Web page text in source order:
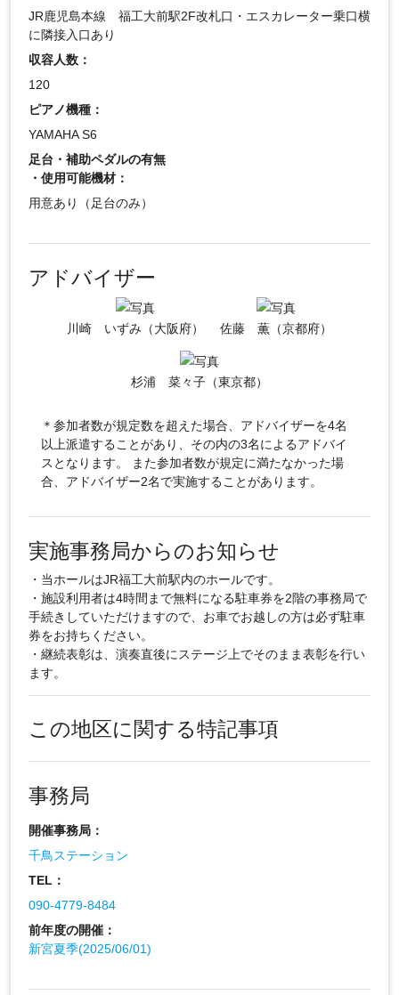
JR鹿児島本線 福工大前駅2F改札口・エスカレーター乗口横
に隣接入口あり
収容人数：
120
ピアノ機種：
YAMAHA S6
足台・補助ペダルの有無
・使用可能機材：
用意あり（足台のみ）
アドバイザー
川崎 いずみ（大阪府） 佐藤 薫（京都府）
杉浦 菜々子（東京都）
＊参加者数が規定数を超えた場合、アドバイザーを4名
以上派遣することがあり、その内の3名によるアドバイ
スとなります。 また参加者数が規定に満たなかった場
合、アドバイザー2名で実施することがあります。
実施事務局からのお知らせ
・当ホールはJR福工大前駅内のホールです。
・施設利用者は4時間まで無料になる駐車券を2階の事務局で
手続きしていただけますので、お車でお越しの方は必ず駐車
券をお持ちください。
・継続表彰は、演奏直後にステージ上でそのまま表彰を行い
ます。
この地区に関する特記事項
事務局
開催事務局：
千鳥ステーション
TEL：
090-4779-8484
前年度の開催：
新宮夏季(2025/06/01)